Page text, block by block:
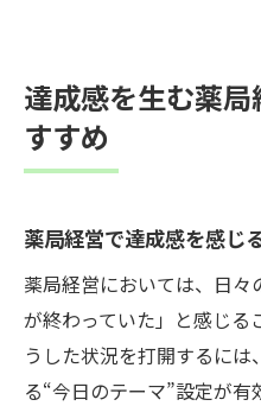
達成感を生む薬
すすめ
薬局経営で達成感を感じ
薬局経営においては、日々
が終わっていた」と感じる
うした状況を打開するに
る“今日のテーマ”設定が